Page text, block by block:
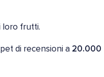
loro frutti.
di recensioni a 20.000